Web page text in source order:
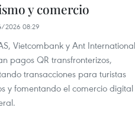
y comercio
2026 08:29
Vietcombank y Ant International
pagos QR transfronterizos,
transacciones para turistas
y fomentando el comercio digital